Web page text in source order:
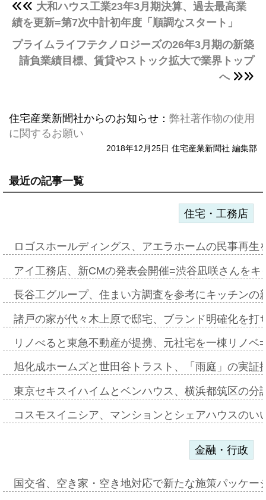
大和ハウス工業23年3月期決算、過去最高業
績を更新=第7次中計初年度「順調なスタート」
プライムライフテクノロジーズの26年3月期の新築
請負業績目標、賃貸やストック拡大で業界トップ
へ
住宅産業新聞社からのお知らせ： 弊社著作物の使用
に関するお願い
2018年12月25日 住宅産業新聞社 編集部
最近の記事一覧
住宅・工務店
ロゴスホールディングス、アエラホームの民事再
アイ工務店、新CMの発表会開催=渋谷凪咲さんを
長谷工グループ、住まい方調査を参考にキッチン
諸戸の家が代々木上原で邸宅、ブランド明確化を
リノべると東急不動産が提携、元社宅を一棟リノ
旭化成ホームズと世田谷トラスト、「雨庭」の実
東京セキスイハイムとベンハウス、横浜都筑区の
コスモスイニシア、マンションとシェアハウスの
金融・行政
国交省、空き家・空き地対応で新たな施策パッケ